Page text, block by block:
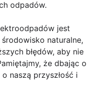
odpadów.
jest
naturalne,
błędów, aby nie
że dbając o
naszą przyszłość i